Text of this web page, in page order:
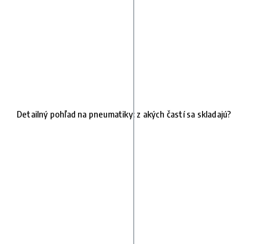
Detailný pohľad na pneumatiky: z akých častí sa skladajú?